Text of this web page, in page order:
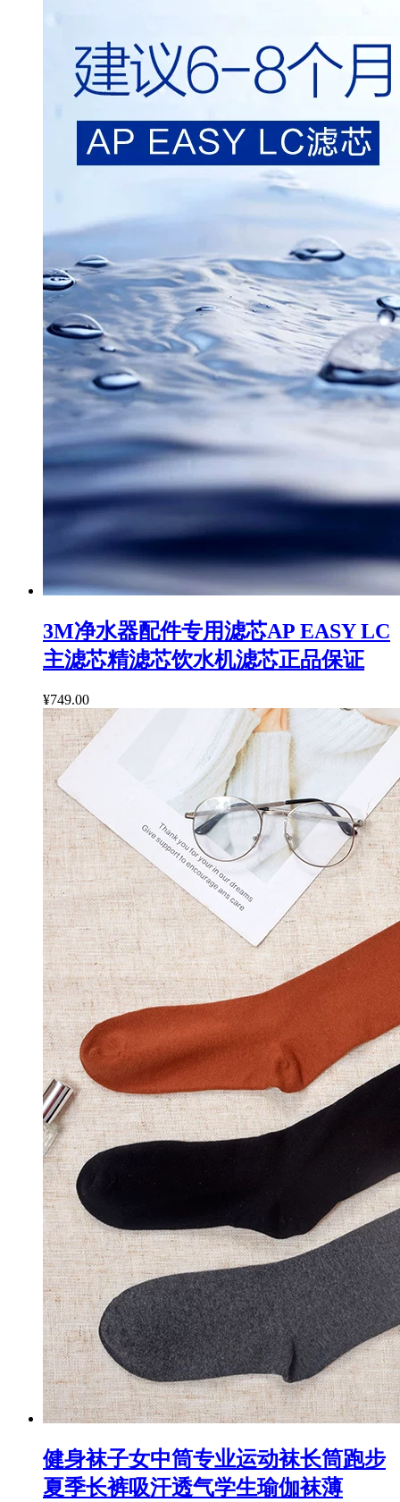
3M净水器配件专用滤芯AP EASY LC
主滤芯精滤芯饮水机滤芯正品保证
¥749.00
健身袜子女中筒专业运动袜长筒跑步
夏季长裤吸汗透气学生瑜伽袜薄